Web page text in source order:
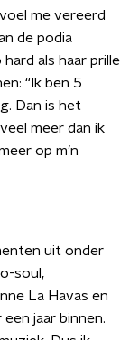
me vereerd
de podia
als haar prille
“Ik ben 5
Dan is het
meer dan ik
op m’n
uit onder
soul,
La Havas en
jaar binnen.